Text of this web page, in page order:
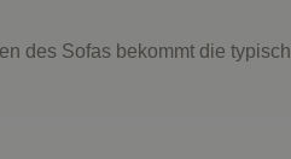
des Sofas bekommt die